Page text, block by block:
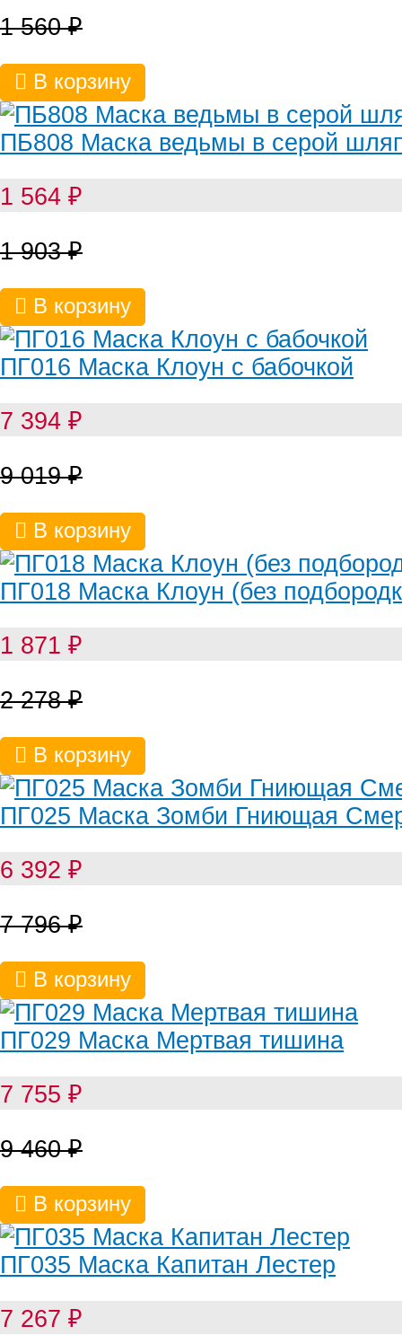
1 560₽
В корзину
ПБ808 Маска ведьмы в серой
1 564 ₽
1 903₽
В корзину
ПГ016 Маска Клоун с бабочкой
7 394 ₽
9 019₽
В корзину
ПГ018 Маска Клоун (без
1 871 ₽
2 278₽
В корзину
ПГ025 Маска Зомби Гниющая
6 392 ₽
7 796₽
В корзину
ПГ029 Маска Мертвая тишина
7 755 ₽
9 460₽
В корзину
ПГ035 Маска Капитан Лестер
7 267 ₽